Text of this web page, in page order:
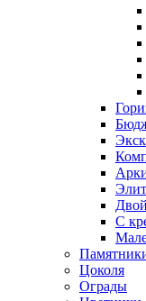
С
Цоколя
Ограды